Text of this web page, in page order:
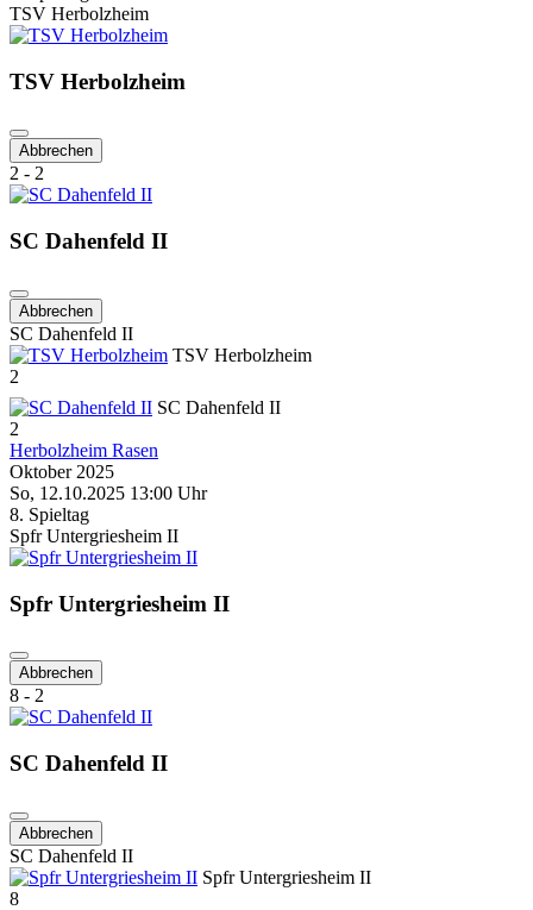
TSV Herbolzheim
TSV Herbolzheim
Abbrechen
2 - 2
SC Dahenfeld II
Abbrechen
SC Dahenfeld II
TSV Herbolzheim
2
SC Dahenfeld II
2
Herbolzheim Rasen
Oktober 2025
So, 12.10.2025 13:00 Uhr
8. Spieltag
Spfr Untergriesheim II
Spfr Untergriesheim II
Abbrechen
8 - 2
SC Dahenfeld II
Abbrechen
SC Dahenfeld II
Spfr Untergriesheim II
8